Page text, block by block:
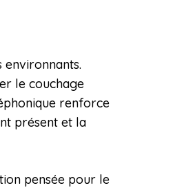
environnants.
le couchage
renforce
présent et la
pensée pour le